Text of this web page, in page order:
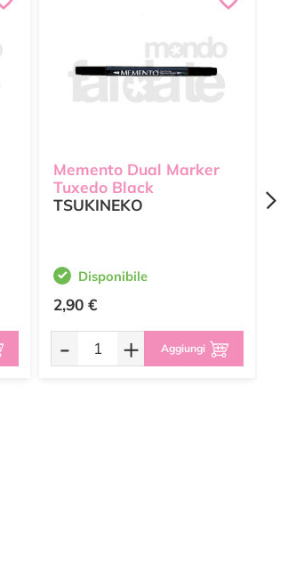
Memento Dual Marker
Tuxedo Black
TSUKINEKO
Disponibile
2,90 €
- + Aggiungi